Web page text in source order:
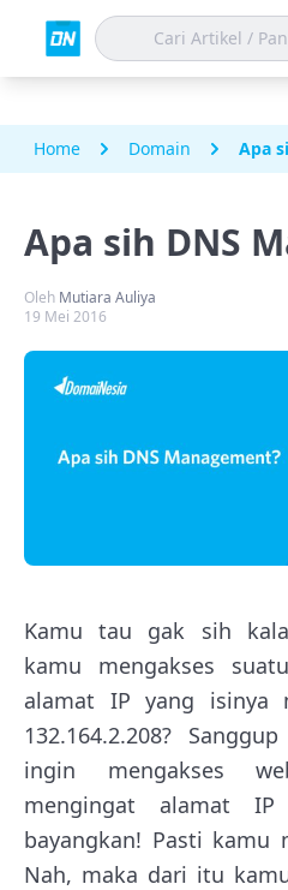
Home Domain Apa
Apa sih DNS
Oleh Mutiara Auliya
19 Mei 2016
Kamu tau gak sih
kamu mengakses
alamat IP yang isinya
132.164.2.208?
ingin mengakses
mengingat alamat
bayangkan! Pasti kamu
Nah, maka dari itu